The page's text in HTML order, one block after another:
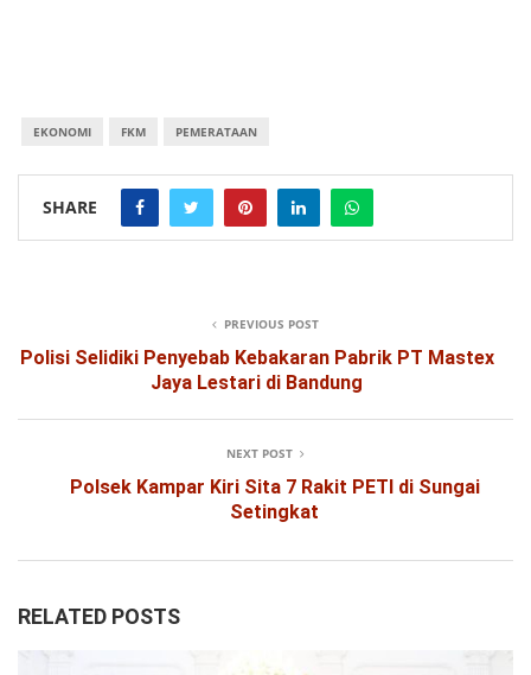
EKONOMI FKM PEMERATAAN
SHARE
PREVIOUS POST
Polisi Selidiki Penyebab Kebakaran Pabrik PT Mastex
Jaya Lestari di Bandung
NEXT POST
Polsek Kampar Kiri Sita 7 Rakit PETI di Sungai
Setingkat
RELATED POSTS